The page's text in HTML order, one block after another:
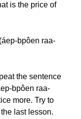
is the price of
bpôen raa-
the sentence
bpôen raa-
more. Try to
last lesson.